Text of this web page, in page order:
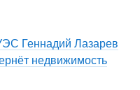
Геннадий Лазарев
недвижимость